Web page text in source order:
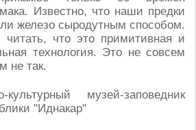
Известно, что наши предки
железо сыродутным способом.
читать, что это примитивная и
технология. Это не совсем
не так.